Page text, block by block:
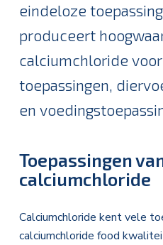
eindeloze
produceert
calciumchloride
toepassingen,
en
Toepassingen
calciumchloride
Calciumchloride kent vele
calciumchloride food